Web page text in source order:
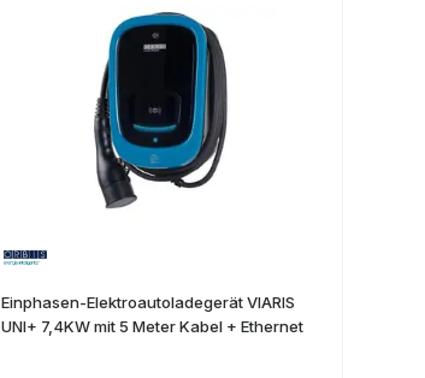
Einphasen-Elektroautoladegerät VIARIS
UNI+ 7,4KW mit 5 Meter Kabel + Ethernet